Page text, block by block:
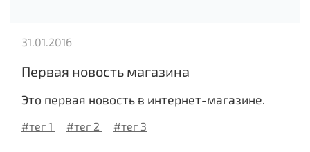
Первая новость магазина
Это первая новость в интернет-магазине.
31.01.2016
#тег 1 #тег 2 #тег 3